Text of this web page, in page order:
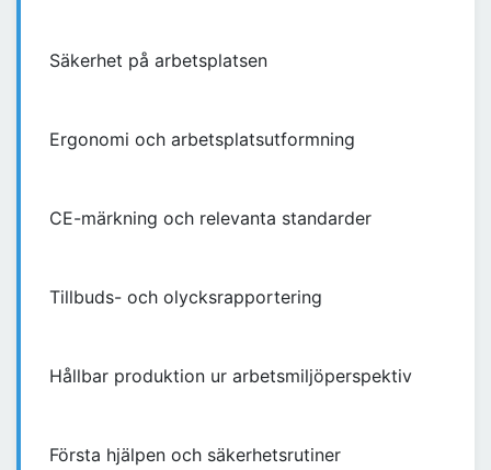
Säkerhet på arbetsplatsen
Ergonomi och arbetsplatsutformning
CE-märkning och relevanta standarder
Tillbuds- och olycksrapportering
Hållbar produktion ur arbetsmiljöperspektiv
Första hjälpen och säkerhetsrutiner